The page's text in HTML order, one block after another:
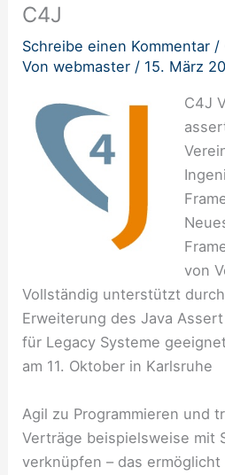
C4J
Schreibe einen Kommentar /
Vonwebmaster / 15. März
C4J
von
Vollständig unterstützt
Erweiterung des Java
für Legacy Systeme
am 11. Oktober in Karlsruhe
Agil zu Programmieren und
Verträge beispielsweise mit
verknüpfen – das ermöglicht